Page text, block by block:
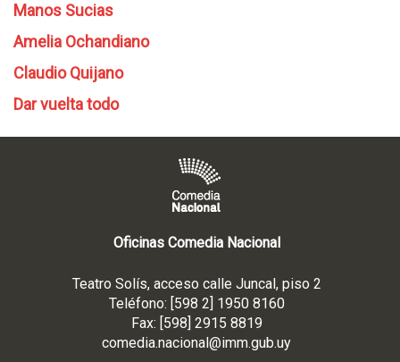
Manos Sucias
Amelia Ochandiano
Claudio Quijano
Dar vuelta todo
Oficinas Comedia Nacional
Teatro Solís, acceso calle Juncal, piso 2
Teléfono: [598 2] 1950 8160
Fax: [598] 2915 8819
comedia.nacional@imm.gub.uy